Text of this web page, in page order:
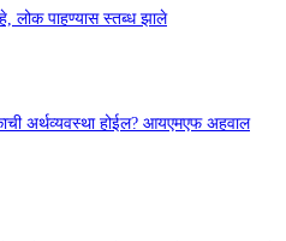
लोक पाहण्यास स्तब्ध झाले
अर्थव्यवस्था होईल? आयएमएफ अहवाल